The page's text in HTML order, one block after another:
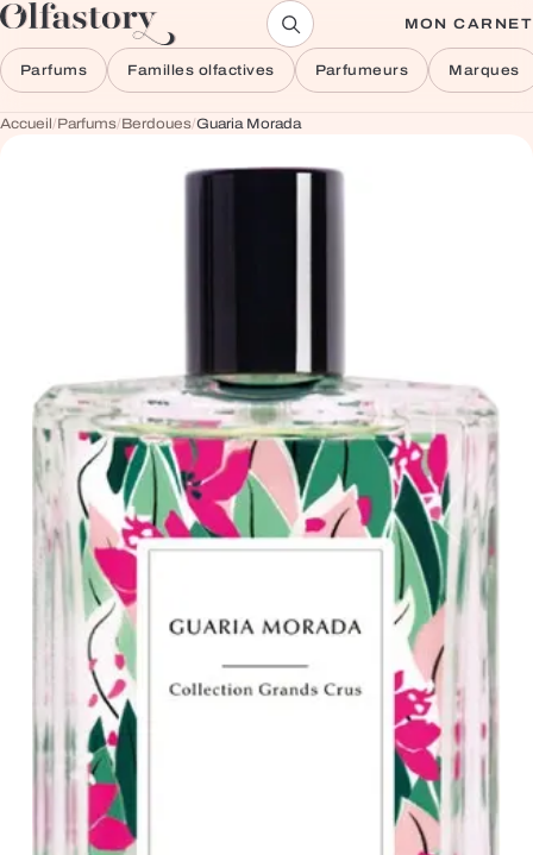
Aller au contenu MON CARNET
Parfums Familles olfactives Parfumeurs Marques
Accueil/Parfums/Berdoues/Guaria Morada